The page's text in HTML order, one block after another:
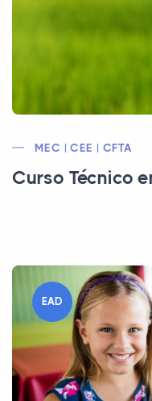
MEC | CEE | CFTA
Curso Técnico
EAD